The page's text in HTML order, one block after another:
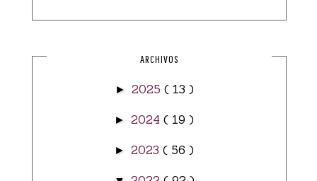
ARCHIVOS
► 2025 ( 13 )
► 2024 ( 19 )
► 2023 ( 56 )